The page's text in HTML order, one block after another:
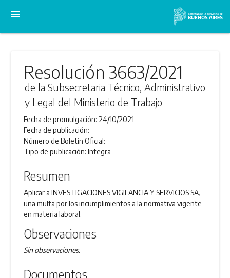
menu
Resolución 3663/2021
de la Subsecretaria Técnico, Administrativo
y Legal del Ministerio de Trabajo
Fecha de promulgación: 24/10/2021
Fecha de publicación:
Número de Boletín Oficial:
Tipo de publicación:Integra
Resumen
Aplicar a INVESTIGACIONES VIGILANCIA Y SERVICIOS SA,
una multa por los incumplimientos a la normativa vigente
en materia laboral.
Observaciones
Sin observaciones.
Documentos